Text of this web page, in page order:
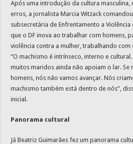
Após uma introdução da cultura masculina,
erros, a jornalista Marcia Witzack
subsecretária de Enfrentamento a
que o DF inova ao trabalhar com homens,
violência contra a mulher, trabalhando com
“O machismo é intrínseco, interno e
muitos maridos ainda não apoiam o lar. Se
homens, nós não vamos avançar. Nós
machismo também está dentro de nós”,
inicial.
Panorama cultural
Já Beatriz Guimarães fez um panorama